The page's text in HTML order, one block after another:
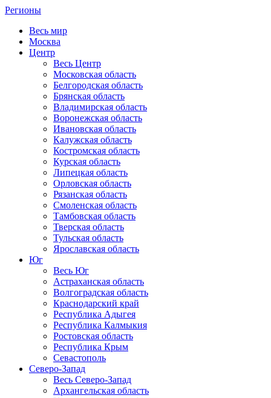
Регионы
Весь мир
Москва
Центр
Весь Центр
Московская область
Белгородская область
Брянская область
Владимирская область
Воронежская область
Ивановская область
Калужская область
Костромская область
Курская область
Липецкая область
Орловская область
Рязанская область
Смоленская область
Тамбовская область
Тверская область
Тульская область
Ярославская область
Юг
Весь Юг
Астраханская область
Волгоградская область
Краснодарский край
Республика Адыгея
Республика Калмыкия
Ростовская область
Республика Крым
Севастополь
Северо-Запад
Весь Северо-Запад
Архангельская область